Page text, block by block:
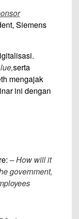
Siemens
serta
mengajak
ini dengan
– How will it
government,